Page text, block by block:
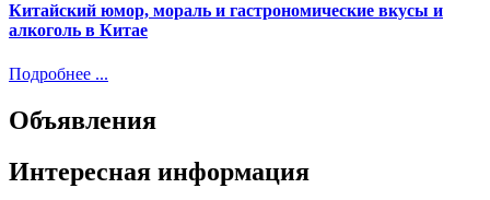
Китайский юмор, мораль и гастрономические вкусы и
алкоголь в Китае
Подробнее ...
Объявления
Интересная информация